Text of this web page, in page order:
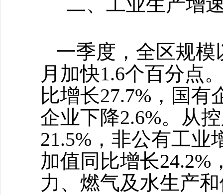
一季度，全区规
月加快1.6个百分点
比增长27.7%，国有
企业下降2.6%。从
21.5%，非公有工业
加值同比增长24.2%
力、燃气及水生产